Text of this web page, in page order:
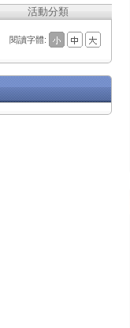
活動分類
閱讀字體: